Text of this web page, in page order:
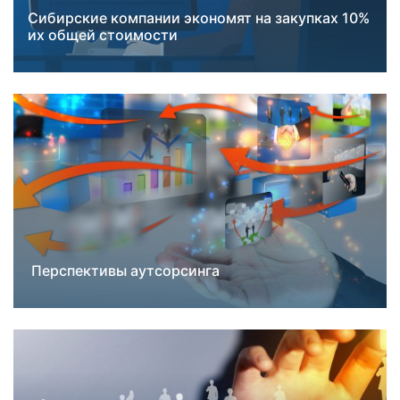
Лучшие практики
Сибирские компании экономят на закупках 10%
их общей стоимости
Лучшие практики
Перспективы аутсорсинга